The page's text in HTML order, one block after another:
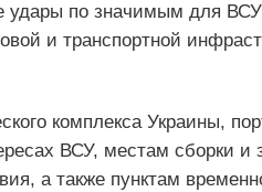
удары по значимым для
и транспортной
комплекса Украины,
ВСУ, местам сборки и
а также пунктам